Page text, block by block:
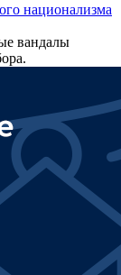
национализма
вандалы